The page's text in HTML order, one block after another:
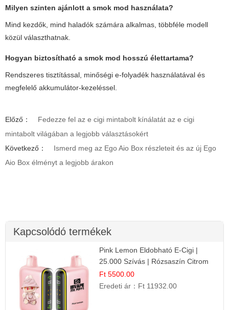
Milyen szinten ajánlott a smok mod használata?
Mind kezdők, mind haladók számára alkalmas, többféle modell
közül választhatnak.
Hogyan biztosítható a smok mod hosszú élettartama?
Rendszeres tisztítással, minőségi e-folyadék használatával és
megfelelő akkumulátor-kezeléssel.
Előző：
Fedezze fel az e cigi mintabolt kínálatát az e cigi
mintabolt világában a legjobb választásokért
Következő：
Ismerd meg az Ego Aio Box részleteit és az új Ego
Aio Box élményt a legjobb árakon
Kapcsolódó termékek
Pink Lemon Eldobható E-Cigi |
25.000 Szívás | Rózsaszín Citrom
Íz
Ft 5500.00
Eredeti ár： Ft 11932.00